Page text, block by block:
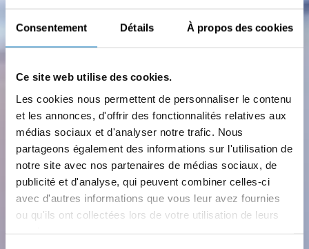
Consentement Détails À propos des cookies
Ce site web utilise des cookies.
Les cookies nous permettent de personnaliser le contenu
et les annonces, d'offrir des fonctionnalités relatives aux
médias sociaux et d'analyser notre trafic. Nous
partageons également des informations sur l'utilisation de
notre site avec nos partenaires de médias sociaux, de
publicité et d'analyse, qui peuvent combiner celles-ci
avec d'autres informations que vous leur avez fournies
ou qu'ils ont collectées lors de votre utilisation de leurs
SEANCE D'INFORMATION